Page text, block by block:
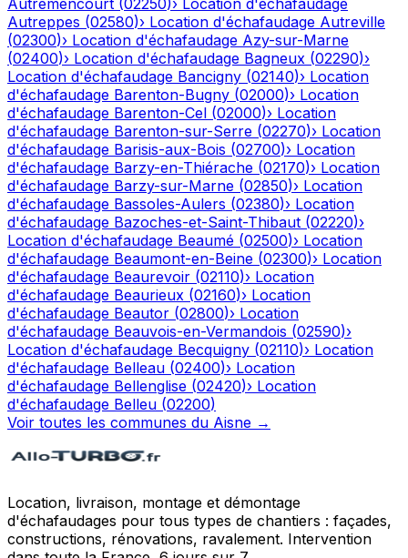
Autremencourt (02250)› Location d'échafaudage
Autreppes (02580)› Location d'échafaudage Autreville
(02300)› Location d'échafaudage Azy-sur-Marne
(02400)› Location d'échafaudage Bagneux (02290)›
Location d'échafaudage Bancigny (02140)› Location
d'échafaudage Barenton-Bugny (02000)› Location
d'échafaudage Barenton-Cel (02000)› Location
d'échafaudage Barenton-sur-Serre (02270)› Location
d'échafaudage Barisis-aux-Bois (02700)› Location
d'échafaudage Barzy-en-Thiérache (02170)› Location
d'échafaudage Barzy-sur-Marne (02850)› Location
d'échafaudage Bassoles-Aulers (02380)› Location
d'échafaudage Bazoches-et-Saint-Thibaut (02220)›
Location d'échafaudage Beaumé (02500)› Location
d'échafaudage Beaumont-en-Beine (02300)› Location
d'échafaudage Beaurevoir (02110)› Location
d'échafaudage Beaurieux (02160)› Location
d'échafaudage Beautor (02800)› Location
d'échafaudage Beauvois-en-Vermandois (02590)›
Location d'échafaudage Becquigny (02110)› Location
d'échafaudage Belleau (02400)› Location
d'échafaudage Bellenglise (02420)› Location
d'échafaudage Belleu (02200)
Voir toutes les communes du Aisne →
Location, livraison, montage et démontage
d'échafaudages pour tous types de chantiers : façades,
constructions, rénovations, ravalement. Intervention